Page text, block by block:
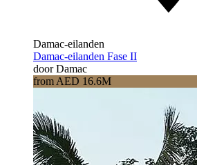
Damac-eilanden
Damac-eilanden Fase II
door Damac
from AED 16.6M